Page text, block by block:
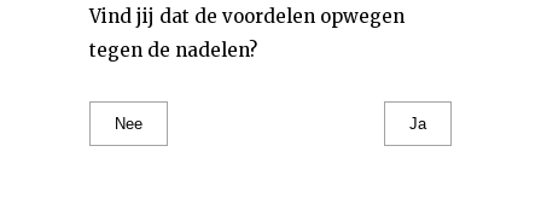
Vind jij dat de voordelen opwegen
tegen de nadelen?
Nee Ja